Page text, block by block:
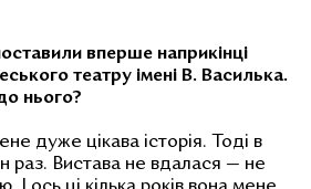
вперше наприкінці
театру імені В. Василька.
нього?
дуже цікава історія. Тоді в
раз. Вистава не вдалася — не